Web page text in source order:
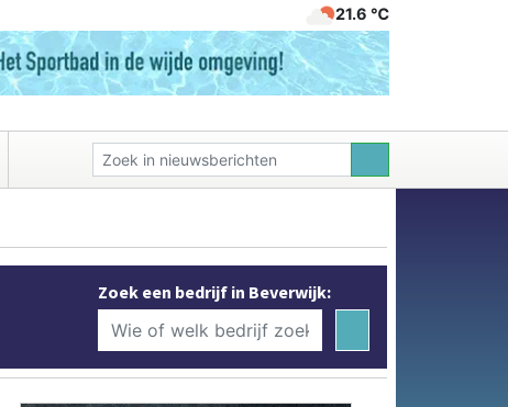
21.6 ℃
Zoek een bedrijf in Beverwijk: